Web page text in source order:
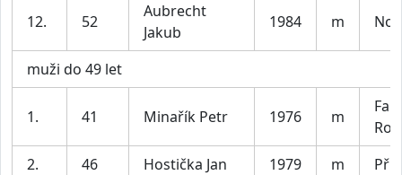
12. 52
Aubrecht
Jakub
1984 m
muži do 49 let
1. 41 Minařík Petr 1976 m
2.
46 Hostička Jan 1979 m